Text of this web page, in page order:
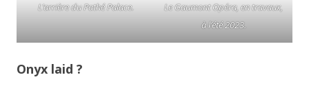
L’arrière du Pathé Palace.
Le Gaumont Opéra, en travaux,
à l’été 2023.
Onyx laid ?